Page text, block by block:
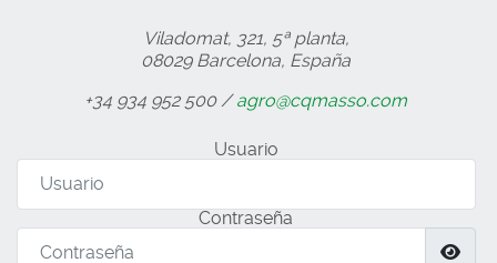
Viladomat, 321, 5ª planta,
08029 Barcelona, España
+34 934 952 500 /agro@cqmasso.com
Usuario
Contraseña